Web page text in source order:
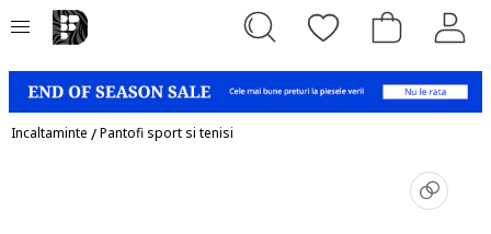
Incaltaminte /Pantofi sport si tenisi